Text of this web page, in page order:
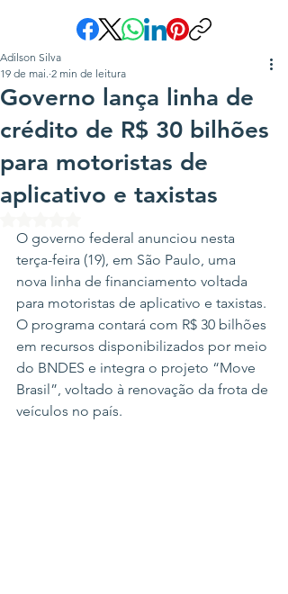
Governo lança linha de
crédito de R$ 30 bilhões
para motoristas de
aplicativo e taxistas
Adilson Silva
19 de mai. 2 min de leitura
O governo federal anunciou nesta
terça-feira (19), em São Paulo, uma
nova linha de financiamento voltada
para motoristas de aplicativo e taxistas.
O programa contará com R$ 30 bilhões
em recursos disponibilizados por meio
do BNDES e integra o projeto “Move
Brasil”, voltado à renovação da frota de
veículos no país.